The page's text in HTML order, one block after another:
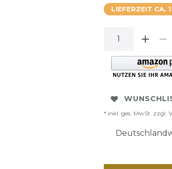
LIEFERZEIT CA.
* inkl. ges. MwSt. zzgl.